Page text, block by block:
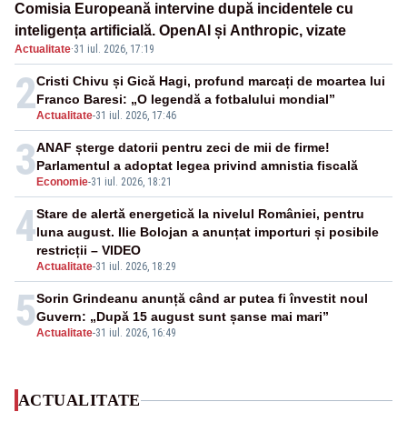
Comisia Europeană intervine după incidentele cu
inteligența artificială. OpenAI și Anthropic, vizate
Actualitate·31 iul. 2026, 17:19
2Actualitate-31 iul. 2026, 17:46
Cristi Chivu și Gică Hagi, profund marcați de moartea lui
Franco Baresi: „O legendă a fotbalului mondial”
3 Economie-31 iul. 2026, 18:21
ANAF șterge datorii pentru zeci de mii de firme!
Parlamentul a adoptat legea privind amnistia fiscală
4
Actualitate-31 iul. 2026, 18:29
Stare de alertă energetică la nivelul României, pentru
luna august. Ilie Bolojan a anunțat importuri și posibile
restricții – VIDEO
5Actualitate-31 iul. 2026, 16:49
Sorin Grindeanu anunță când ar putea fi învestit noul
Guvern: „După 15 august sunt șanse mai mari”
ACTUALITATE